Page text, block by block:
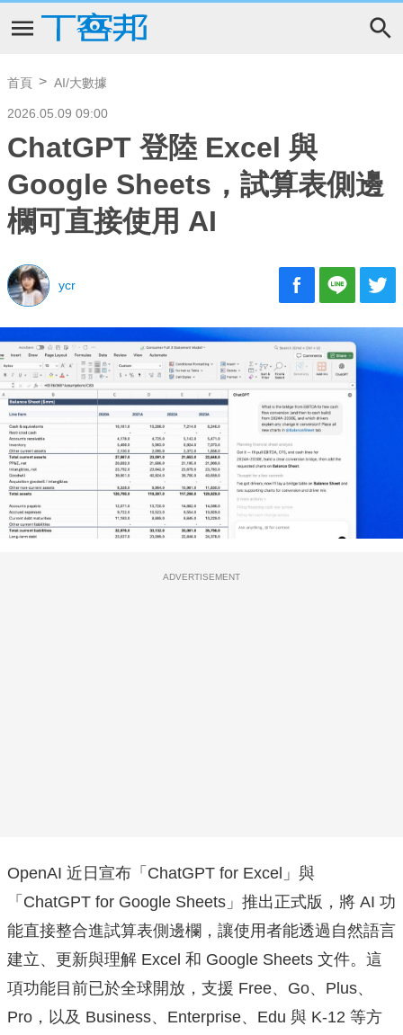
首頁 AI/大數據
2026.05.09 09:00
ChatGPT 登陸 Excel 與
Google Sheets，試算表側邊
欄可直接使用 AI
ycr
ADVERTISEMENT
OpenAI 近日宣布「ChatGPT for Excel」與
「ChatGPT for Google Sheets」推出正式版，將 AI 功
能直接整合進試算表側邊欄，讓使用者能透過自然語言
建立、更新與理解 Excel 和 Google Sheets 文件。這
項功能目前已於全球開放，支援 Free、Go、Plus、
Pro，以及 Business、Enterprise、Edu 與 K-12 等方